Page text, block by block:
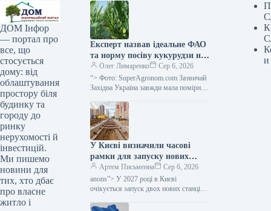
ДОМ Інфор
— портал про
все, що
стосується
дому: від
облаштування
простору біля
будинку та
городу до
ринку
нерухомості й
інвестицій.
Ми пишемо
новини для
тих, хто дбає
про власне
житло і
Експерт назвав ідеальне ФАО
та норму посіву кукурудзи на
силос для західного регіону
України — SuperAgronom.com
Олег Лимаренко
Сер 6, 2026
“> Фото: SuperAgronom.com Зазвичай
Західна Україна завжди мала помірний
вважалася зоною належного
зволоження, відповідно в цьому…
У Києві визначили часові
рамки для запуску нових
станцій метрополітену в
напрямку Виноградаря,
повідомив Мінфін.
Артем Письменна
Сер 6, 2026
anons”> У 2027 році в Києві
очікується запуск двох нових станцій
ще однієї. Ці наміри закладено
и